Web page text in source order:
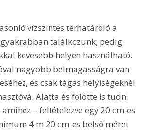
vízszintes térhatároló a
találkozunk, pedig
kevesebb helyen használható.
nagyobb belmagasságra van
és csak tágas helyiségeknél
Alatta és fölötte is tudni
– feltételezve egy 20 cm-es
4 m 20 cm-es belső méret